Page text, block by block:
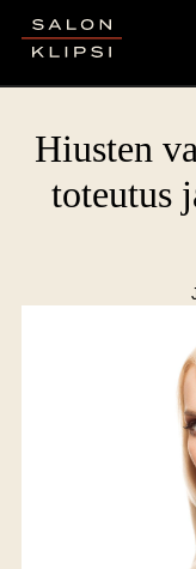
Salon Klipsi
Hiusten
toteutus